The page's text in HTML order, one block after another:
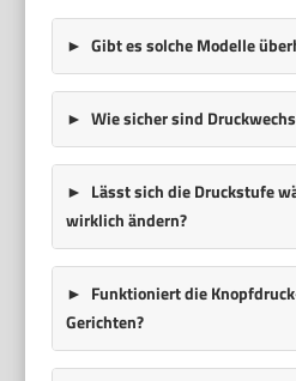
Gibt es solche Modelle
Wie sicher sind
Lässt sich die Druckstufe
wirklich ändern?
Funktioniert die
Gerichten?